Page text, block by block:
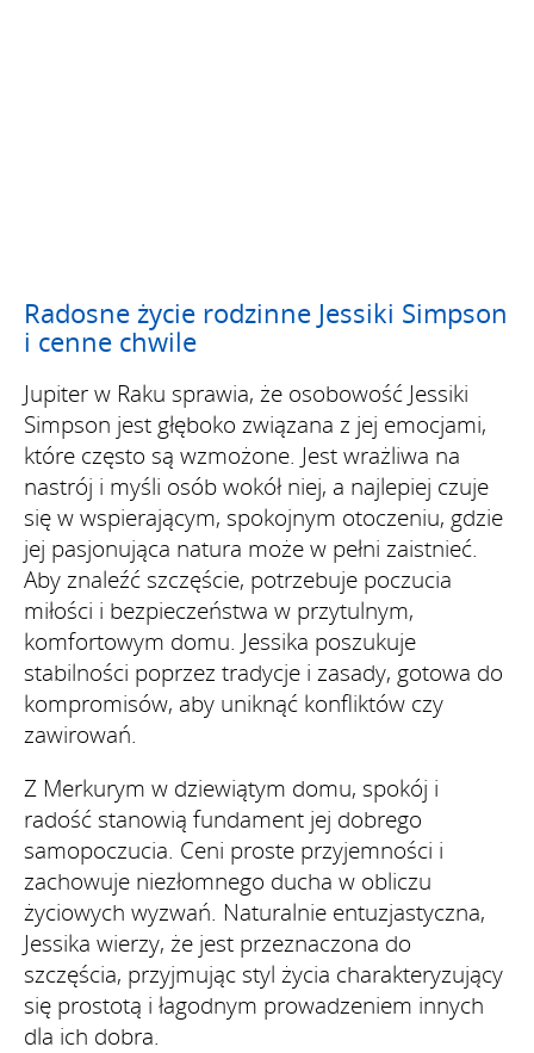
Radosne życie rodzinne Jessiki Simpson
i cenne chwile
Jupiter w Raku sprawia, że osobowość Jessiki
Simpson jest głęboko związana z jej emocjami,
które często są wzmożone. Jest wrażliwa na
nastrój i myśli osób wokół niej, a najlepiej czuje
się w wspierającym, spokojnym otoczeniu, gdzie
jej pasjonująca natura może w pełni zaistnieć.
Aby znaleźć szczęście, potrzebuje poczucia
miłości i bezpieczeństwa w przytulnym,
komfortowym domu. Jessika poszukuje
stabilności poprzez tradycje i zasady, gotowa do
kompromisów, aby uniknąć konfliktów czy
zawirowań.
Z Merkurym w dziewiątym domu, spokój i
radość stanowią fundament jej dobrego
samopoczucia. Ceni proste przyjemności i
zachowuje niezłomnego ducha w obliczu
życiowych wyzwań. Naturalnie entuzjastyczna,
Jessika wierzy, że jest przeznaczona do
szczęścia, przyjmując styl życia charakteryzujący
się prostotą i łagodnym prowadzeniem innych
dla ich dobra.